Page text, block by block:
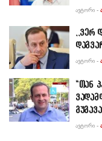
ᲐᲕᲢᲝᲠᲘ -
,,ვერ
ᲐᲕᲢᲝᲠᲘ -
“თან
გუგავა
ᲐᲕᲢᲝᲠᲘ -